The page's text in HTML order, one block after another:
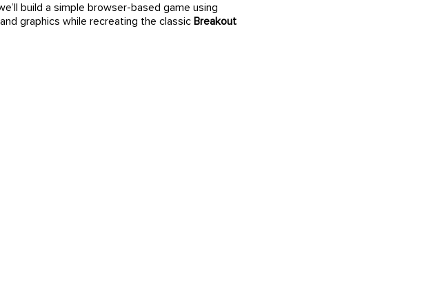
build a simple browser-based game using
graphics while recreating the classic Breakout